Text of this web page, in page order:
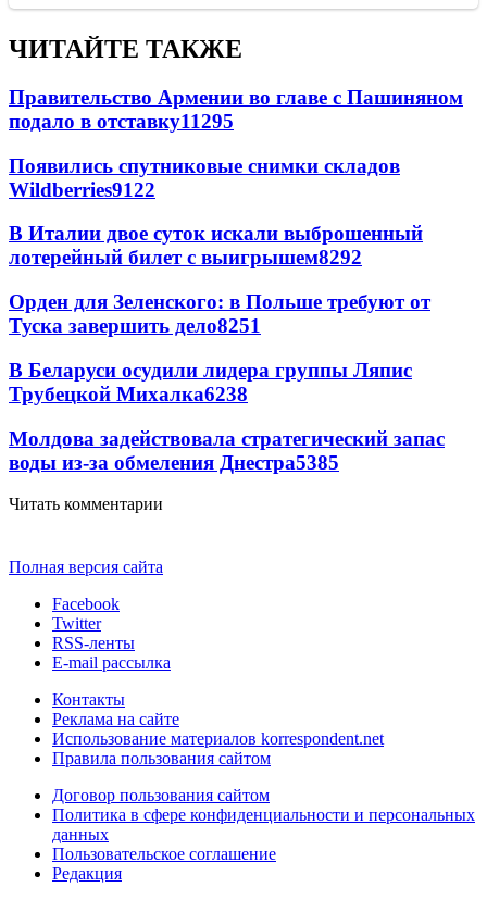
ЧИТАЙТЕ ТАКЖЕ
Правительство Армении во главе с Пашиняном
подало в отставку11295
Появились спутниковые снимки складов
Wildberries9122
В Италии двое суток искали выброшенный
лотерейный билет с выигрышем8292
Орден для Зеленского: в Польше требуют от
Туска завершить дело8251
В Беларуси осудили лидера группы Ляпис
Трубецкой Михалка6238
Молдова задействовала стратегический запас
воды из-за обмеления Днестра5385
Читать комментарии
Полная версия сайта
Facebook
Twitter
RSS-ленты
E-mail рассылка
Контакты
Реклама на сайте
Использование материалов korrespondent.net
Правила пользования сайтом
Договор пользования сайтом
Политика в сфере конфиденциальности и персональных
данных
Пользовательское соглашение
Редакция